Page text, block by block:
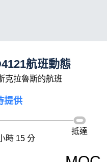
航班動態
克拉魯斯的航班
提供
時 15 分
抵達